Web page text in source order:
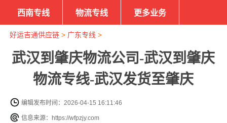
西南专线 物流专线 更多业务
好运吉通供应链> 广东专线 >
武汉到肇庆物流公司-武汉到肇庆
物流专线-武汉发货至肇庆
编辑发布时间：2026-04-15 16:11:46
信息来源：https://wfpzjy.com